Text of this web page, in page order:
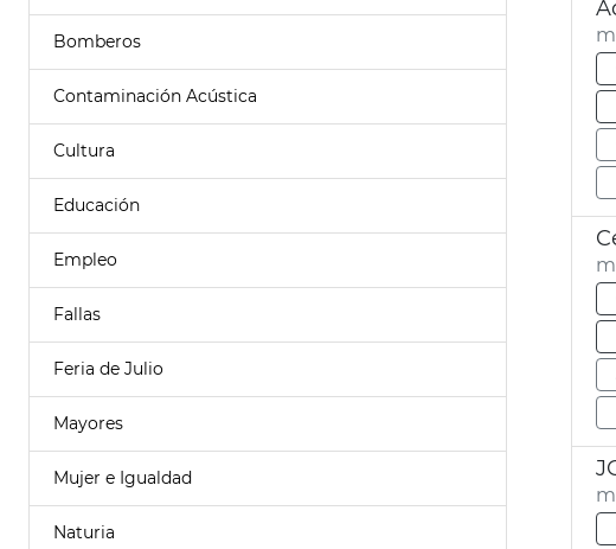
Bomberos
Contaminación Acústica
Cultura
Educación
Empleo
Fallas
Feria de Julio
Mayores
Mujer e Igualdad
Naturia